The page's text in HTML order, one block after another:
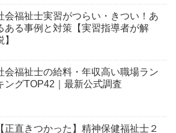
会福祉士実習がつらい・きつい！あ
ある事例と対策【実習指導者が解
】
会福祉士の給料・年収高い職場ラン
ングTOP42｜最新公式調査
【正直きつかった】精神保健福祉士２